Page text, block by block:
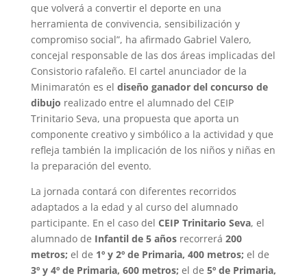
que volverá a convertir el deporte en una
herramienta de convivencia, sensibilización y
compromiso social”, ha afirmado Gabriel Valero,
concejal responsable de las dos áreas implicadas del
Consistorio rafaleño. El cartel anunciador de la
Minimaratón es el diseño ganador del concurso de
dibujo realizado entre el alumnado del CEIP
Trinitario Seva, una propuesta que aporta un
componente creativo y simbólico a la actividad y que
refleja también la implicación de los niños y niñas en
la preparación del evento.
La jornada contará con diferentes recorridos
adaptados a la edad y al curso del alumnado
participante. En el caso del CEIP Trinitario Seva, el
alumnado de Infantil de 5 añosrecorrerá 200
metros; el de 1º y 2º de Primaria, 400 metros; el de
3º y 4º de Primaria, 600 metros; el de 5º de Primaria,